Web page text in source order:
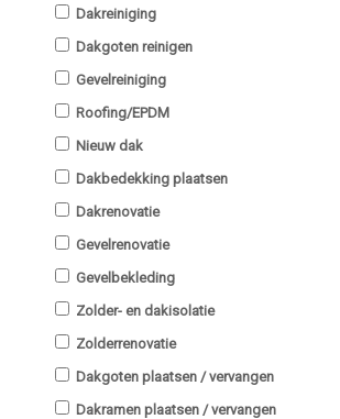
Dakreiniging
Dakgoten reinigen
Gevelreiniging
Roofing/EPDM
Nieuw dak
Dakbedekking plaatsen
Dakrenovatie
Gevelrenovatie
Gevelbekleding
Zolder- en dakisolatie
Zolderrenovatie
Dakgoten plaatsen / vervangen
Dakramen plaatsen / vervangen